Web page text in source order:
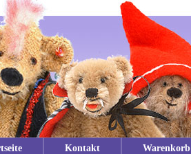
Warenkorb
Kontakt